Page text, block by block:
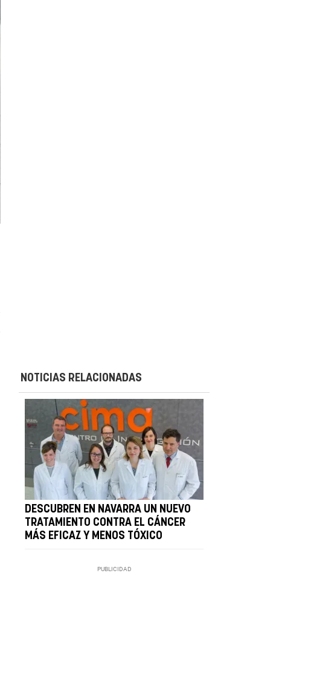
NOTICIAS RELACIONADAS
DESCUBREN EN NAVARRA UN NUEVO
TRATAMIENTO CONTRA EL CÁNCER
MÁS EFICAZ Y MENOS TÓXICO